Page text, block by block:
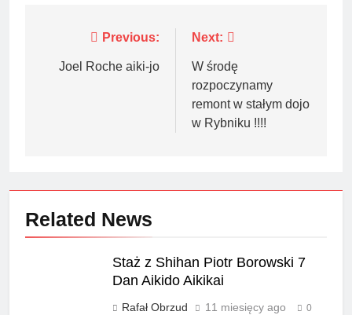
Nawigacja
wpisu
Previous:
Joel Roche aiki-jo
Next:
W środę
rozpoczynamy
remont w stałym dojo
w Rybniku !!!!
Related News
Staż z Shihan Piotr Borowski 7
Dan Aikido Aikikai
Rafał Obrzud 11 miesięcy ago 0